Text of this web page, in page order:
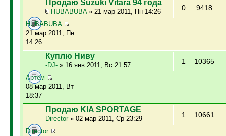
Продаю Suzuki Vitara 94 года
HUBABUBA» 21 мар 2011, Пн 14:26 0 9418
HUBABUBA
21 мар 2011, Пн
14:26
Куплю Ниву
-DJ-» 16 янв 2011, Вс 21:57 1 10365
Артём
08 мар 2011, Вт
18:37
Продаю KIA SPORTAGE
Director» 02 мар 2011, Ср 23:29 1 10661
Director